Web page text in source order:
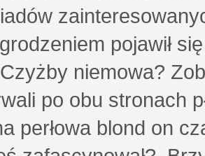
pojawił
Czyżby niemowa?
po obu stronach
perłowa blond on